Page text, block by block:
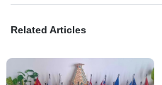
Related Articles